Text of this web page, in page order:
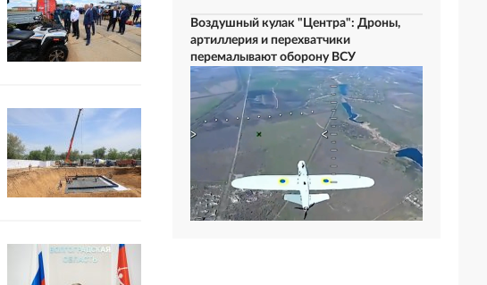
Воздушный кулак "Центра": Дроны,
артиллерия и перехватчики
перемалывают оборону ВСУ